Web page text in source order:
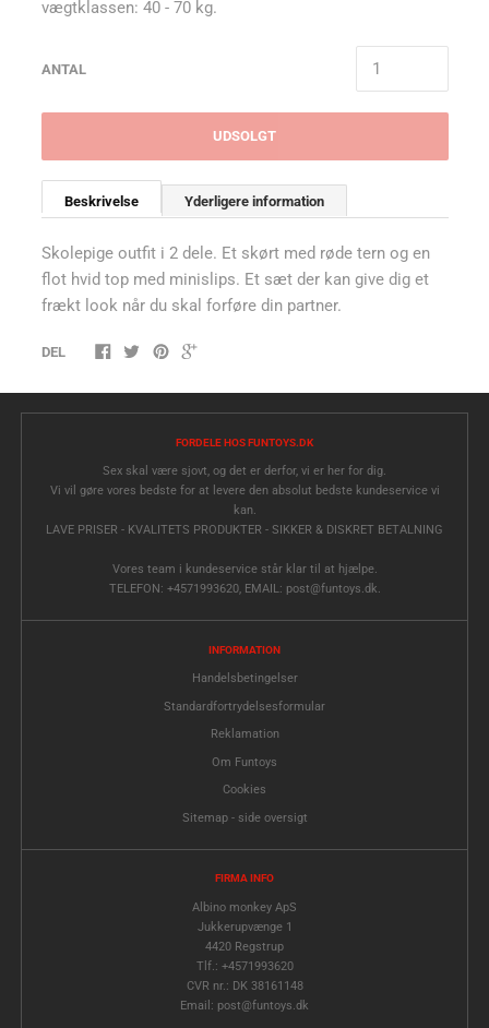
vægtklassen: 40 - 70 kg.
ANTAL
UDSOLGT
Beskrivelse Yderligere information
Skolepige outfit i 2 dele. Et skørt med røde tern og en
flot hvid top med minislips. Et sæt der kan give dig et
frækt look når du skal forføre din partner.
DEL
FORDELE HOS FUNTOYS.DK
Sex skal være sjovt, og det er derfor, vi er her for dig.
Vi vil gøre vores bedste for at levere den absolut bedste kundeservice vi
kan.
LAVE PRISER - KVALITETS PRODUKTER - SIKKER & DISKRET BETALNING
Vores team i kundeservice står klar til at hjælpe.
TELEFON: +4571993620, EMAIL: post@funtoys.dk.
INFORMATION
Handelsbetingelser
Standardfortrydelsesformular
Reklamation
Om Funtoys
Cookies
Sitemap - side oversigt
FIRMA INFO
Albino monkey ApS
Jukkerupvænge 1
4420 Regstrup
Tlf.: +4571993620
CVR nr.: DK 38161148
Email: post@funtoys.dk